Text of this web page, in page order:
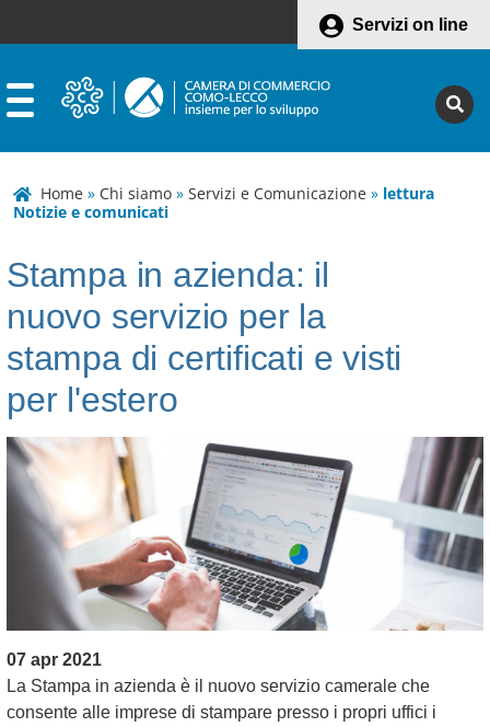
Servizi on line
Home » Chi siamo » Servizi e Comunicazione » lettura
Notizie e comunicati
Stampa in azienda: il
nuovo servizio per la
stampa di certificati e visti
per l'estero
07 apr 2021
La Stampa in azienda è il nuovo servizio camerale che
consente alle imprese di stampare presso i propri uffici i